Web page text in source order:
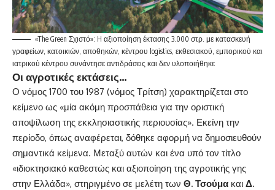
«The Green Σχιστό»: H αξιοποίηση έκτασης 3.000 στρ. με κατασκευή
γραφείων, κατοικιών, αποθηκών, κέντρου logistics, εκθεσιακού, εμπορικού και
ιατρικού κέντρου συνάντησε αντιδράσεις και δεν υλοποιήθηκε
Οι αγροτικές εκτάσεις…
Ο νόμος 1700 του 1987 (νόμος Τρίτση) χαρακτηρίζεται στο
κείμενο ως «μία ακόμη προσπάθεια για την οριστική
αποψίλωση της εκκλησιαστικής περιουσίας». Εκείνη την
περίοδο, όπως αναφέρεται, δόθηκε αφορμή να δημοσιευθούν
σημαντικά κείμενα. Μεταξύ αυτών και ένα υπό τον τίτλο
«ιδιοκτησιακό καθεστώς και αξιοποίηση της αγροτικής γης
στην Ελλάδα», στηριγμένο σε μελέτη των Θ. Τσούμα και Δ.